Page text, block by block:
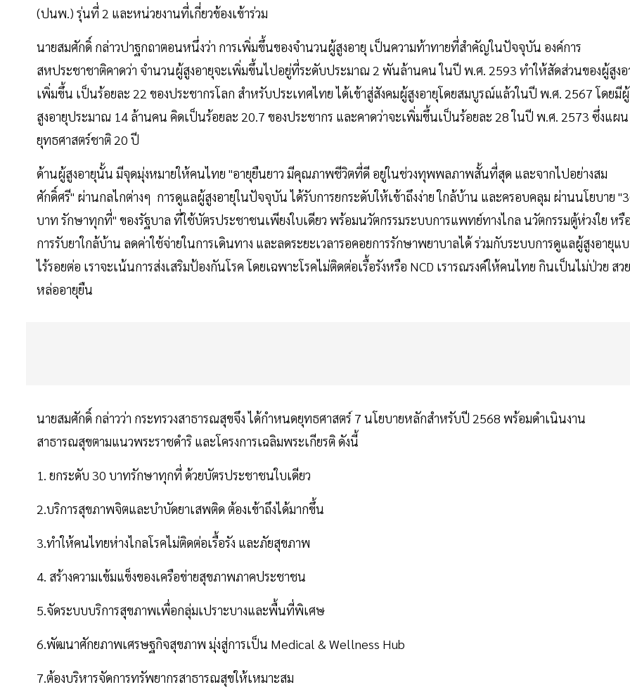
(ปนพ.) รุ่นที่ 2 และหน่วยงานที่เกี่ยวข้องเข้าร่วม
นายสมศักดิ์ กล่าวปาฐกถาตอนหนึ่งว่า การเพิ่มขึ้นของจำนวนผู้สูงอายุ เป็นความท้าทายที่สำคัญในปัจจุบัน องค์การ
สหประชาชาติคาดว่า จำนวนผู้สูงอายุจะเพิ่มขึ้นไปอยู่ที่ระดับประมาณ 2 พันล้านคน ในปี พ.ศ. 2593 ทำให้สัดส่วนของผู้สูงอ
เพิ่มขึ้น เป็นร้อยละ 22 ของประชากรโลก สำหรับประเทศไทย ได้เข้าสู่สังคมผู้สูงอายุโดยสมบูรณ์แล้วในปี พ.ศ. 2567 โดยมีผู้
สูงอายุประมาณ 14 ล้านคน คิดเป็นร้อยละ 20.7 ของประชากร และคาดว่าจะเพิ่มขึ้นเป็นร้อยละ 28 ในปี พ.ศ. 2573 ซึ่งแผน
ยุทธศาสตร์ชาติ 20 ปี
ด้านผู้สูงอายุนั้น มีจุดมุ่งหมายให้คนไทย "อายุยืนยาว มีคุณภาพชีวิตที่ดี อยู่ในช่วงทุพพลภาพสั้นที่สุด และจากไปอย่างสม
ศักดิ์ศรี" ผ่านกลไกต่างๆ การดูแลผู้สูงอายุในปัจจุบัน ได้รับการยกระดับให้เข้าถึงง่าย ใกล้บ้าน และครอบคลุม ผ่านนโยบาย
บาท รักษาทุกที่" ของรัฐบาล ที่ใช้บัตรประชาชนเพียงใบเดียว พร้อมนวัตกรรมระบบการแพทย์ทางไกล นวัตกรรมตู้ห่วงใย หรื
การรับยาใกล้บ้าน ลดค่าใช้จ่ายในการเดินทาง และลดระยะเวลารอคอยการรักษาพยาบาลได้ ร่วมกับระบบการดูแลผู้สูงอายุแ
ไร้รอยต่อ เราจะเน้นการส่งเสริมป้องกันโรค โดยเฉพาะโรคไม่ติดต่อเรื้อรังหรือ NCD เรารณรงค์ให้คนไทย กินเป็นไม่ป่วย สวย
หล่ออายุยืน
นายสมศักดิ์ กล่าวว่า กระทรวงสาธารณสุขจึง ได้กำหนดยุทธศาสตร์ 7 นโยบายหลักสำหรับปี 2568 พร้อมดำเนินงาน
สาธารณสุขตามแนวพระราชดำริ และโครงการเฉลิมพระเกียรติ ดังนี้
1. ยกระดับ 30 บาทรักษาทุกที่ ด้วยบัตรประชาชนใบเดียว
2.บริการสุขภาพจิตและบำบัดยาเสพติด ต้องเข้าถึงได้มากขึ้น
3.ทำให้คนไทยห่างไกลโรคไม่ติดต่อเรื้อรัง และภัยสุขภาพ
4. สร้างความเข้มแข็งของเครือข่ายสุขภาพภาคประชาชน
5.จัดระบบบริการสุขภาพเพื่อกลุ่มเปราะบางและพื้นที่พิเศษ
6.พัฒนาศักยภาพเศรษฐกิจสุขภาพ มุ่งสู่การเป็น Medical & Wellness Hub
7.ต้องบริหารจัดการทรัพยากรสาธารณสุขให้เหมาะสม